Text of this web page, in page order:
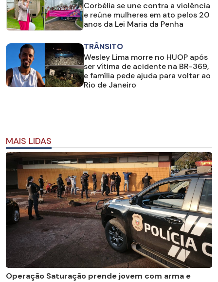
Corbélia se une contra a violência
e reúne mulheres em ato pelos 20
anos da Lei Maria da Penha
TRÂNSITO
Wesley Lima morre no HUOP após
ser vítima de acidente na BR-369,
e família pede ajuda para voltar ao
Rio de Janeiro
MAIS LIDAS
Operação Saturação prende jovem com arma e